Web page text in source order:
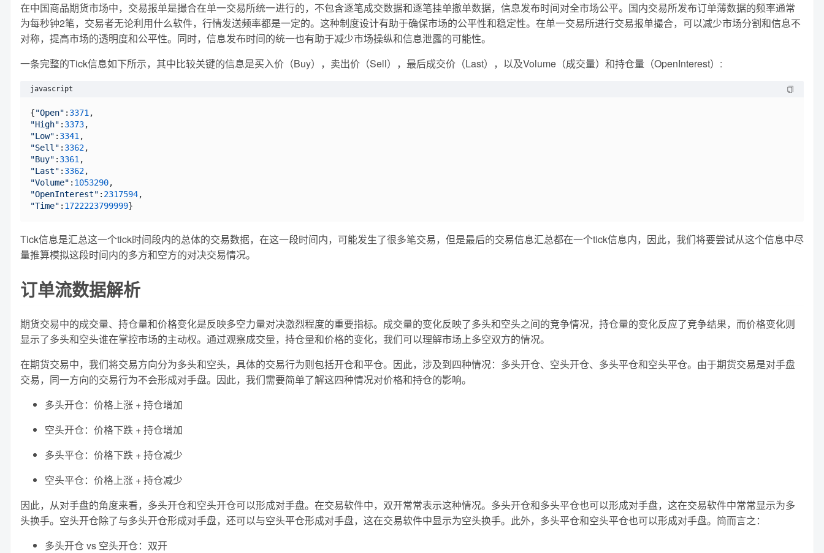
在中国商品期货市场中，交易报单是撮合在单一交易所统一进行的，不包含逐笔成交数据和逐笔挂单撤单数据，信息发布时间对全市场公平。国内交易所发布订单薄数据的频率通常
为每秒钟2笔，交易者无论利用什么软件，行情发送频率都是一定的。这种制度设计有助于确保市场的公平性和稳定性。在单一交易所进行交易报单撮合，可以减少市场分割和信息不
对称，提高市场的透明度和公平性。同时，信息发布时间的统一也有助于减少市场操纵和信息泄露的可能性。
一条完整的Tick信息如下所示，其中比较关键的信息是买入价（Buy），卖出价（Sell），最后成交价（Last），以及Volume（成交量）和持仓量（OpenInterest）:
javascript
{"Open" : 3371
"High" : 3373
"Low" : 3341
"Sell" : 3362
"Buy" : 3361
"Last" : 3362
"Volume" : 1053290
"OpenInterest" : 2317594
"Time" : 1722223799999
Tick信息是汇总这一个tick时间段内的总体的交易数据，在这一段时间内，可能发生了很多笔交易，但是最后的交易信息汇总都在一个tick信息内，因此，我们将要尝试从这个信息中尽
量推算模拟这段时间内的多方和空方的对决交易情况。
订单流数据解析
期货交易中的成交量、持仓量和价格变化是反映多空力量对决激烈程度的重要指标。成交量的变化反映了多头和空头之间的竞争情况，持仓量的变化反应了竞争结果，而价格变化则
显示了多头和空头谁在掌控市场的主动权。通过观察成交量，持仓量和价格的变化，我们可以理解市场上多空双方的情况。
在期货交易中，我们将交易方向分为多头和空头，具体的交易行为则包括开仓和平仓。因此，涉及到四种情况：多头开仓、空头开仓、多头平仓和空头平仓。由于期货交易是对手盘
交易，同一方向的交易行为不会形成对手盘。因此，我们需要简单了解这四种情况对价格和持仓的影响。
多头开仓：价格上涨 + 持仓增加
空头开仓：价格下跌 + 持仓增加
多头平仓：价格下跌 + 持仓减少
空头平仓：价格上涨 + 持仓减少
因此，从对手盘的角度来看，多头开仓和空头开仓可以形成对手盘。在交易软件中，双开常常表示这种情况。多头开仓和多头平仓也可以形成对手盘，这在交易软件中常常显示为多
头换手。空头开仓除了与多头开仓形成对手盘，还可以与空头平仓形成对手盘，这在交易软件中显示为空头换手。此外，多头平仓和空头平仓也可以形成对手盘。简而言之：
多头开仓 vs 空头开仓：双开